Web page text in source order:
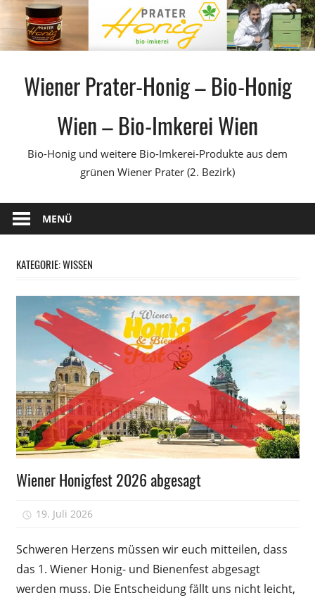
Inhalt
springen
Wiener Prater-Honig – Bio-Honig
Wien – Bio-Imkerei Wien
Bio-Honig und weitere Bio-Imkerei-Produkte aus dem
grünen Wiener Prater (2. Bezirk)
MENÜ
KATEGORIE:WISSEN
Wissen
Wiener Honigfest 2026 abgesagt
19. Juli 2026
Schweren Herzens müssen wir euch mitteilen, dass
das 1. Wiener Honig- und Bienenfest abgesagt
werden muss. Die Entscheidung fällt uns nicht leicht,